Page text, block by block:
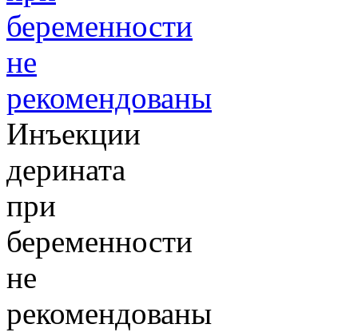
Инъекции
дерината
при
беременности
не
рекомендованы